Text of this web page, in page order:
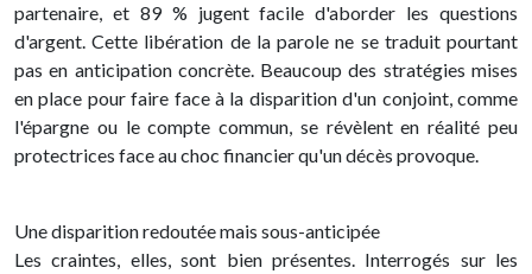
partenaire, et 89 % jugent facile d'aborder les questions
d'argent. Cette libération de la parole ne se traduit pourtant
pas en anticipation concrète. Beaucoup des stratégies mises
en place pour faire face à la disparition d'un conjoint, comme
l'épargne ou le compte commun, se révèlent en réalité peu
protectrices face au choc financier qu'un décès provoque.
Une disparition redoutée mais sous-anticipée
Les craintes, elles, sont bien présentes. Interrogés sur les